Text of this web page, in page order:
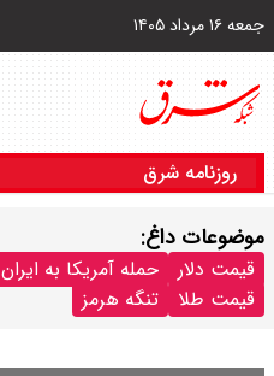
جمعه ۱۶ مرداد ۱۴۰۵
روزنامه شرق
موضوعات داغ:
قیمت دلار حمله آمریکا به ایران
قیمت طلا
تنگه هرمز